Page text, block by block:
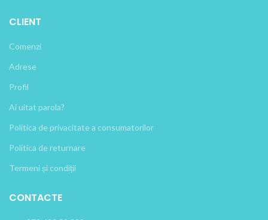
CLIENT
Comenzi
Adrese
Profil
Ai uitat parola?
Politica de privacitate a consumatorilor
Politica de returnare
Termeni și condiții
CONTACTE